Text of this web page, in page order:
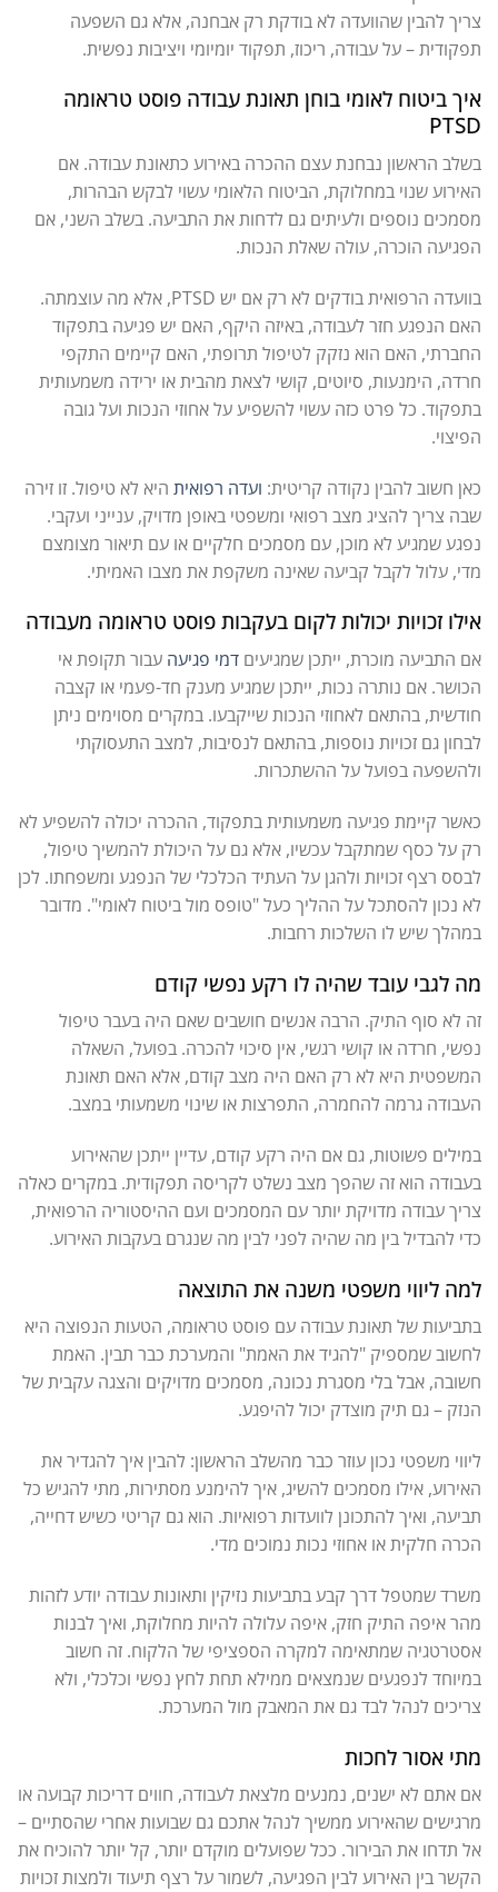
צריך להבין שהוועדה לא בודקת רק אבחנה, אלא גם השפעה
תפקודית – על עבודה, ריכוז, תפקוד יומיומי ויציבות נפשית.
איך ביטוח לאומי בוחן תאונת עבודה פוסט טראומה
PTSD
בשלב הראשון נבחנת עצם ההכרה באירוע כתאונת עבודה. אם
האירוע שנוי במחלוקת, הביטוח הלאומי עשוי לבקש הבהרות,
מסמכים נוספים ולעיתים גם לדחות את התביעה. בשלב השני, אם
הפגיעה הוכרה, עולה שאלת הנכות.
בוועדה הרפואית בודקים לא רק אם יש PTSD, אלא מה עוצמתה.
האם הנפגע חזר לעבודה, באיזה היקף, האם יש פגיעה בתפקוד
החברתי, האם הוא נזקק לטיפול תרופתי, האם קיימים התקפי
חרדה, הימנעות, סיוטים, קושי לצאת מהבית או ירידה משמעותית
בתפקוד. כל פרט כזה עשוי להשפיע על אחוזי הנכות ועל גובה
הפיצוי.
כאן חשוב להבין נקודה קריטית: ועדה רפואית היא לא טיפול. זו זירה
שבה צריך להציג מצב רפואי ומשפטי באופן מדויק, ענייני ועקבי.
נפגע שמגיע לא מוכן, עם מסמכים חלקיים או עם תיאור מצומצם
מדי, עלול לקבל קביעה שאינה משקפת את מצבו האמיתי.
אילו זכויות יכולות לקום בעקבות פוסט טראומה מעבודה
אם התביעה מוכרת, ייתכן שמגיעים דמי פגיעה עבור תקופת אי
הכושר. אם נותרה נכות, ייתכן שמגיע מענק חד-פעמי או קצבה
חודשית, בהתאם לאחוזי הנכות שייקבעו. במקרים מסוימים ניתן
לבחון גם זכויות נוספות, בהתאם לנסיבות, למצב התעסוקתי
ולהשפעה בפועל על ההשתכרות.
כאשר קיימת פגיעה משמעותית בתפקוד, ההכרה יכולה להשפיע לא
רק על כסף שמתקבל עכשיו, אלא גם על היכולת להמשיך טיפול,
לבסס רצף זכויות ולהגן על העתיד הכלכלי של הנפגע ומשפחתו. לכן
לא נכון להסתכל על ההליך כעל "טופס מול ביטוח לאומי". מדובר
במהלך שיש לו השלכות רחבות.
מה לגבי עובד שהיה לו רקע נפשי קודם
זה לא סוף התיק. הרבה אנשים חושבים שאם היה בעבר טיפול
נפשי, חרדה או קושי רגשי, אין סיכוי להכרה. בפועל, השאלה
המשפטית היא לא רק האם היה מצב קודם, אלא האם תאונת
העבודה גרמה להחמרה, התפרצות או שינוי משמעותי במצב.
במילים פשוטות, גם אם היה רקע קודם, עדיין ייתכן שהאירוע
בעבודה הוא זה שהפך מצב נשלט לקריסה תפקודית. במקרים כאלה
צריך עבודה מדויקת יותר עם המסמכים ועם ההיסטוריה הרפואית,
כדי להבדיל בין מה שהיה לפני לבין מה שנגרם בעקבות האירוע.
למה ליווי משפטי משנה את התוצאה
בתביעות של תאונת עבודה עם פוסט טראומה, הטעות הנפוצה היא
לחשוב שמספיק "להגיד את האמת" והמערכת כבר תבין. האמת
חשובה, אבל בלי מסגרת נכונה, מסמכים מדויקים והצגה עקבית של
הנזק – גם תיק מוצדק יכול להיפגע.
ליווי משפטי נכון עוזר כבר מהשלב הראשון: להבין איך להגדיר את
האירוע, אילו מסמכים להשיג, איך להימנע מסתירות, מתי להגיש כל
תביעה, ואיך להתכונן לוועדות רפואיות. הוא גם קריטי כשיש דחייה,
הכרה חלקית או אחוזי נכות נמוכים מדי.
משרד שמטפל דרך קבע בתביעות נזיקין ותאונות עבודה יודע לזהות
מהר איפה התיק חזק, איפה עלולה להיות מחלוקת, ואיך לבנות
אסטרטגיה שמתאימה למקרה הספציפי של הלקוח. זה חשוב
במיוחד לנפגעים שנמצאים ממילא תחת לחץ נפשי וכלכלי, ולא
צריכים לנהל לבד גם את המאבק מול המערכת.
מתי אסור לחכות
אם אתם לא ישנים, נמנעים מלצאת לעבודה, חווים דריכות קבועה או
מרגישים שהאירוע ממשיך לנהל אתכם גם שבועות אחרי שהסתיים –
אל תדחו את הבירור. ככל שפועלים מוקדם יותר, קל יותר להוכיח את
הקשר בין האירוע לבין הפגיעה, לשמור על רצף תיעוד ולמצות זכויות